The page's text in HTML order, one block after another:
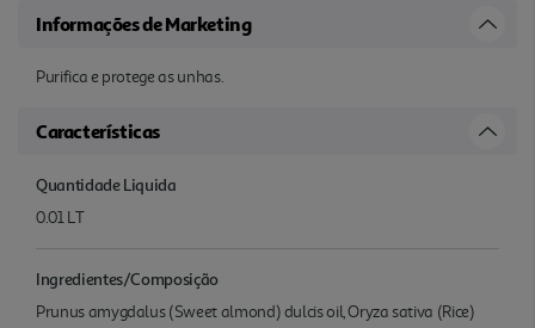
Informações de Marketing
Purifica e protege as unhas.
Características
Quantidade Liquida
0.01 LT
Ingredientes/Composição
Prunus amygdalus (Sweet almond) dulcis oil, Oryza sativa (Rice)